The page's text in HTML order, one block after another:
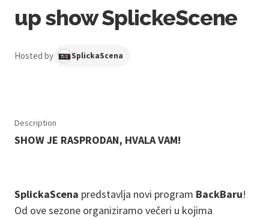
up show SplickeScene
Hosted by SplickaScena
Description
SHOW JE RASPRODAN, HVALA VAM!
SplickaScena predstavlja novi program BackBaru!
Od ove sezone organiziramo večeri u kojima